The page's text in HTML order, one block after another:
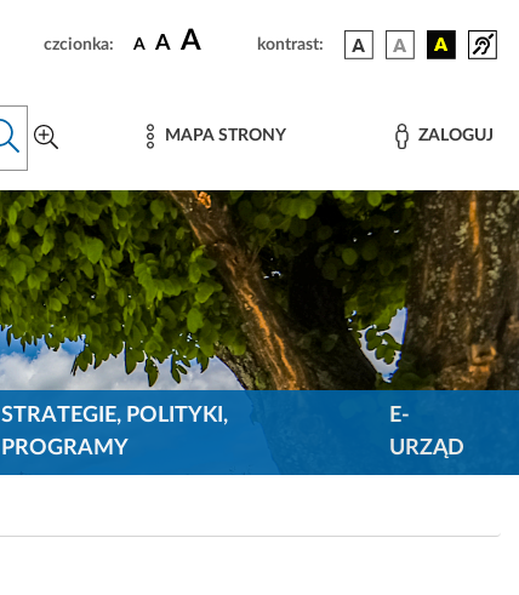
czcionka: A A A kontrast:
MAPA STRONY ZALOGUJ
STRATEGIE, POLITYKI,
PROGRAMY
E-
URZĄD